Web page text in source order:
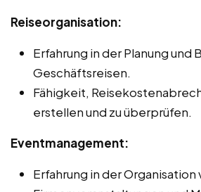
Reiseorganisation:
Erfahrung in der Planung und
Geschäftsreisen.
Fähigkeit,
erstellen und zu überprüfen.
Eventmanagement:
Erfahrung in der Organisation